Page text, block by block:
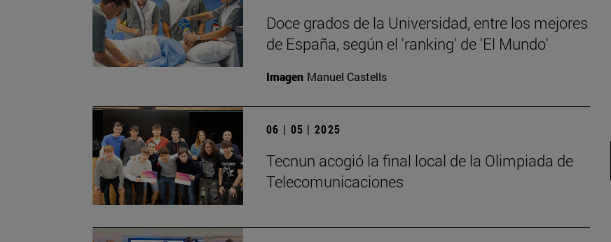
Doce grados de la Universidad, entre los mejores
de España, según el 'ranking' de 'El Mundo'
Imagen Manuel Castells
06 | 05 | 2025
­Tecnun acogió la final local de la Olimpiada de
Telecomunicaciones